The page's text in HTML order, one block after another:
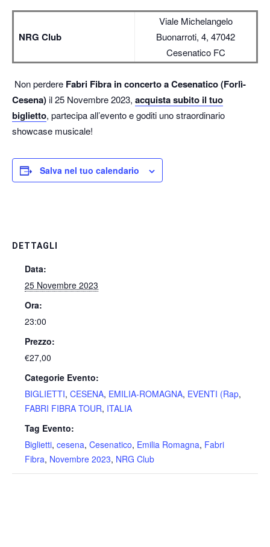
NRG Club
Viale Michelangelo
Buonarroti, 4, 47042
Cesenatico FC
Non perdere Fabri Fibra in concerto a Cesenatico (Forlì-
Cesena)il 25 Novembre 2023, acquista subito il tuo
biglietto, partecipa all’evento e goditi uno straordinario
showcase musicale!
Salva nel tuo calendario
DETTAGLI
Data:
25 Novembre 2023
Ora:
23:00
Prezzo:
€27,00
Categorie Evento:
BIGLIETTI, CESENA, EMILIA-ROMAGNA, EVENTI (Rap,
FABRI FIBRA TOUR, ITALIA
Tag Evento:
Biglietti, cesena, Cesenatico, Emilia Romagna, Fabri
Fibra, Novembre 2023, NRG Club